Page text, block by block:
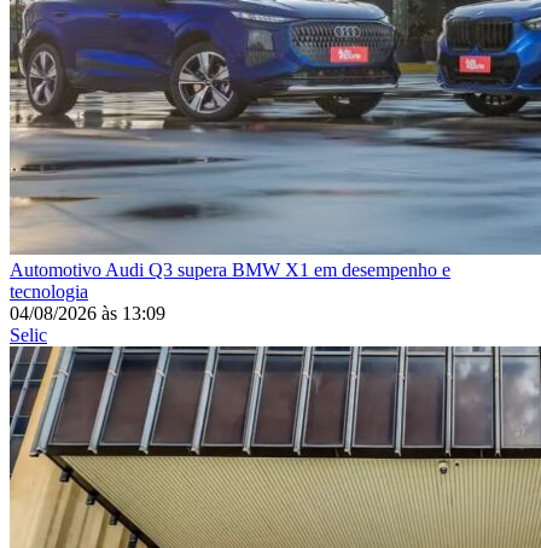
Automotivo Audi Q3 supera BMW X1 em desempenho e
tecnologia
04/08/2026 às 13:09
Selic